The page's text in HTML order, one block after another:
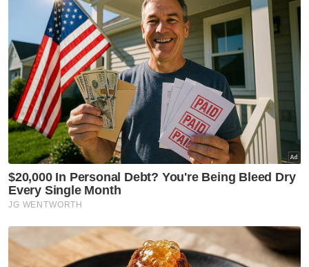
Kosmetik
Duit Kutu
Artikel Disyorkan
Semasa
Semasa